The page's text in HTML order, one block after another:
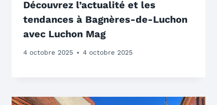
Découvrez l’actualité et les
tendances à Bagnères-de-Luchon
avec Luchon Mag
4 octobre 2025 4 octobre 2025